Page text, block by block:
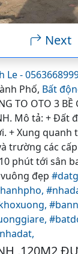
Next
Le -
Phố, Bất
TO OTO 3 BỀ
Mô tả: + Đất
+ Xung quanh
trường các
phút tới sân
vuông đẹp
,120M2